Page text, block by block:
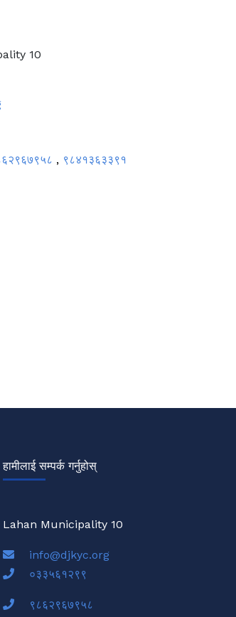
10
९८४१३६३३९१
हामीलाई सम्पर्क गर्नुहोस्
Lahan Municipality 10
info@djkyc.org
०३३५६१२९९
९८६२९६७९५८